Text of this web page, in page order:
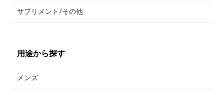
サプリメント/その他
用途から探す
メンズ